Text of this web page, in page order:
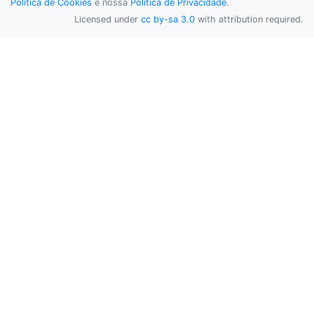
Política de Cookies e nossa Política de Privacidade.
Licensed under cc by-sa 3.0 with attribution required.